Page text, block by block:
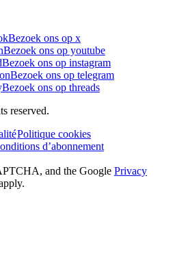
Bezoek ons op x
Bezoek ons op youtube
Bezoek ons op instagram
Bezoek ons op telegram
Bezoek ons op threads
reserved.
Politique cookies
d’abonnement
and the Google Privacy